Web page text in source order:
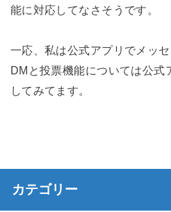
能に対応してなさそうです。
一応、私は公式アプリでメッ
DMと投票機能については公式
してみてます。
カテゴリー